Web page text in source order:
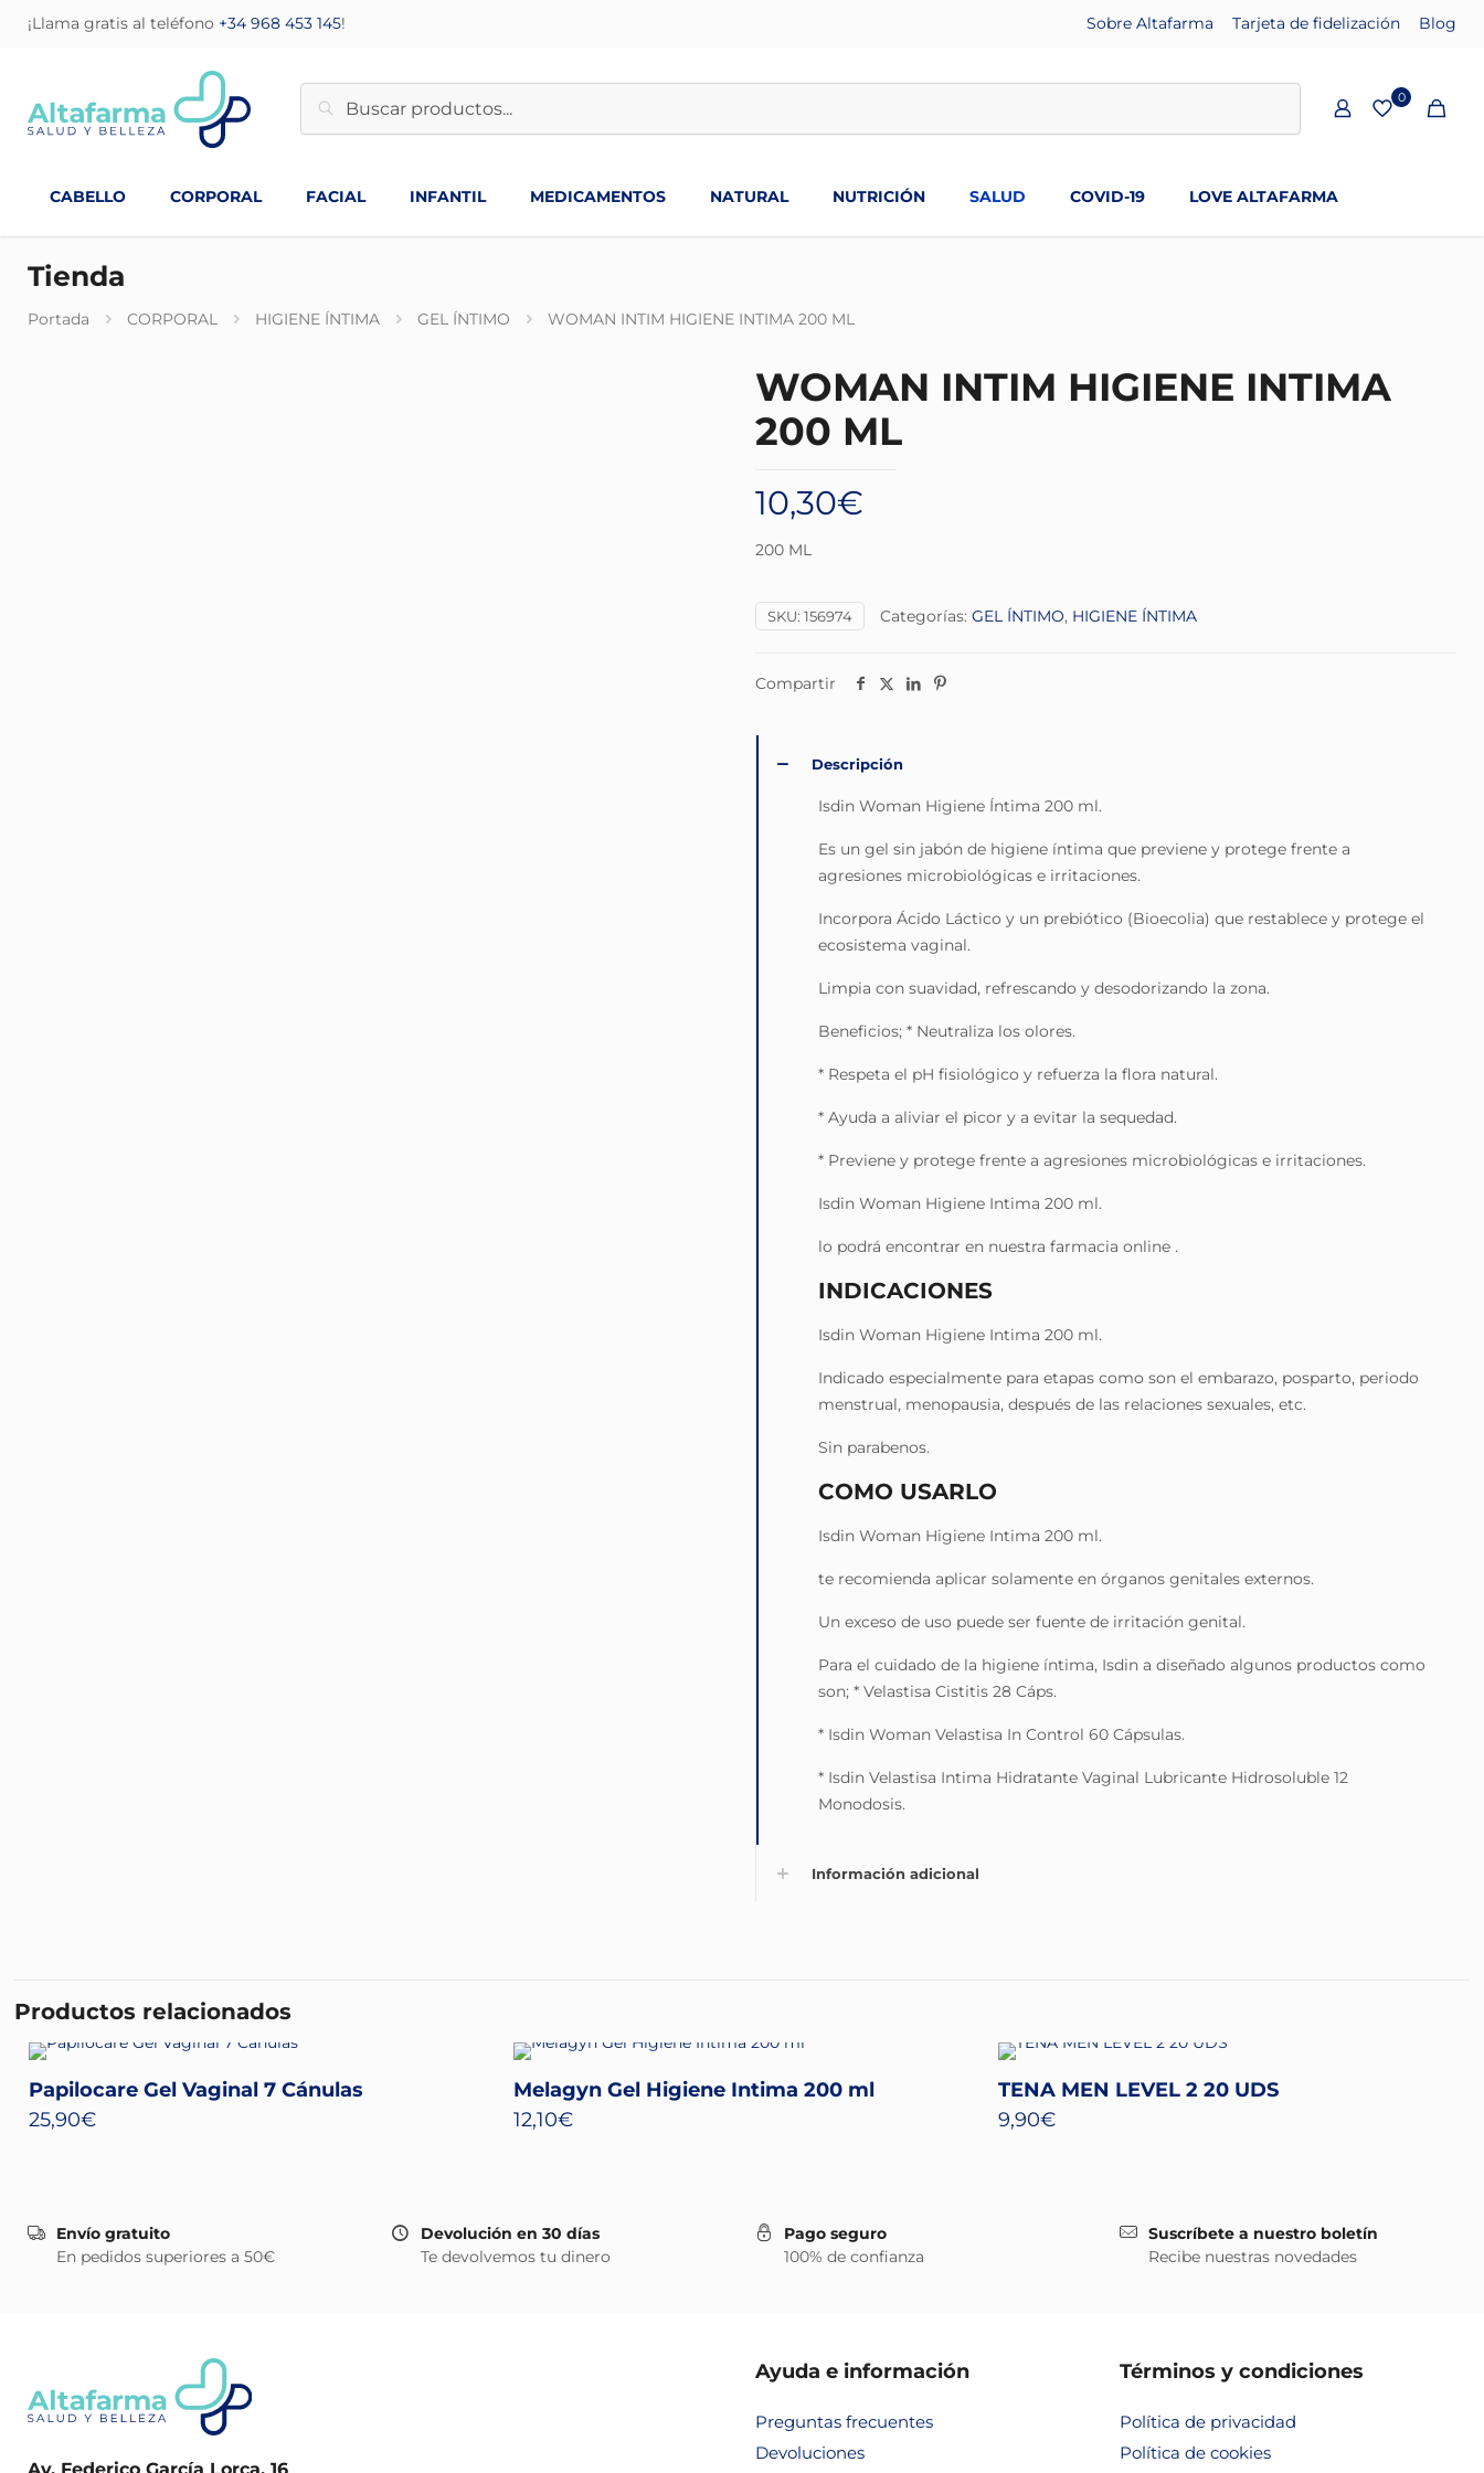
¡Llama gratis al teléfono +34 968 453 145! Sobre Altafarma Tarjeta de fidelización Blog
0
CABELLO CORPORAL FACIAL INFANTIL MEDICAMENTOS NATURAL NUTRICIÓN SALUD COVID-19 LOVE ALTAFARMA
Tienda
Portada CORPORAL HIGIENE ÍNTIMA GEL ÍNTIMO WOMAN INTIM HIGIENE INTIMA 200 ML
WOMAN INTIM HIGIENE INTIMA
200 ML
10,30€
200 ML
SKU: 156974 Categorías: GEL ÍNTIMO, HIGIENE ÍNTIMA
Compartir
Descripción
Isdin Woman Higiene Íntima 200 ml.
Es un gel sin jabón de higiene íntima que previene y protege frente a
agresiones microbiológicas e irritaciones.
Incorpora Ácido Láctico y un prebiótico (Bioecolia) que restablece y protege el
ecosistema vaginal.
Limpia con suavidad, refrescando y desodorizando la zona.
Beneficios; * Neutraliza los olores.
* Respeta el pH fisiológico y refuerza la flora natural.
* Ayuda a aliviar el picor y a evitar la sequedad.
* Previene y protege frente a agresiones microbiológicas e irritaciones.
Isdin Woman Higiene Intima 200 ml.
lo podrá encontrar en nuestra farmacia online .
INDICACIONES
Isdin Woman Higiene Intima 200 ml.
Indicado especialmente para etapas como son el embarazo, posparto, periodo
menstrual, menopausia, después de las relaciones sexuales, etc.
Sin parabenos.
COMO USARLO
Isdin Woman Higiene Intima 200 ml.
te recomienda aplicar solamente en órganos genitales externos.
Un exceso de uso puede ser fuente de irritación genital.
Para el cuidado de la higiene íntima, Isdin a diseñado algunos productos como
son; * Velastisa Cistitis 28 Cáps.
* Isdin Woman Velastisa In Control 60 Cápsulas.
* Isdin Velastisa Intima Hidratante Vaginal Lubricante Hidrosoluble 12
Monodosis.
Información adicional
Productos relacionados
Papilocare Gel Vaginal 7 Cánulas
25,90€
Melagyn Gel Higiene Intima 200 ml
12,10€
TENA MEN LEVEL 2 20 UDS
9,90€
Envío gratuito
En pedidos superiores a 50€
Devolución en 30 días
Te devolvemos tu dinero
Pago seguro
100% de confianza
Suscríbete a nuestro boletín
Recibe nuestras novedades
Ayuda e información
Preguntas frecuentes
Devoluciones
Términos y condiciones
Política de privacidad
Política de cookies